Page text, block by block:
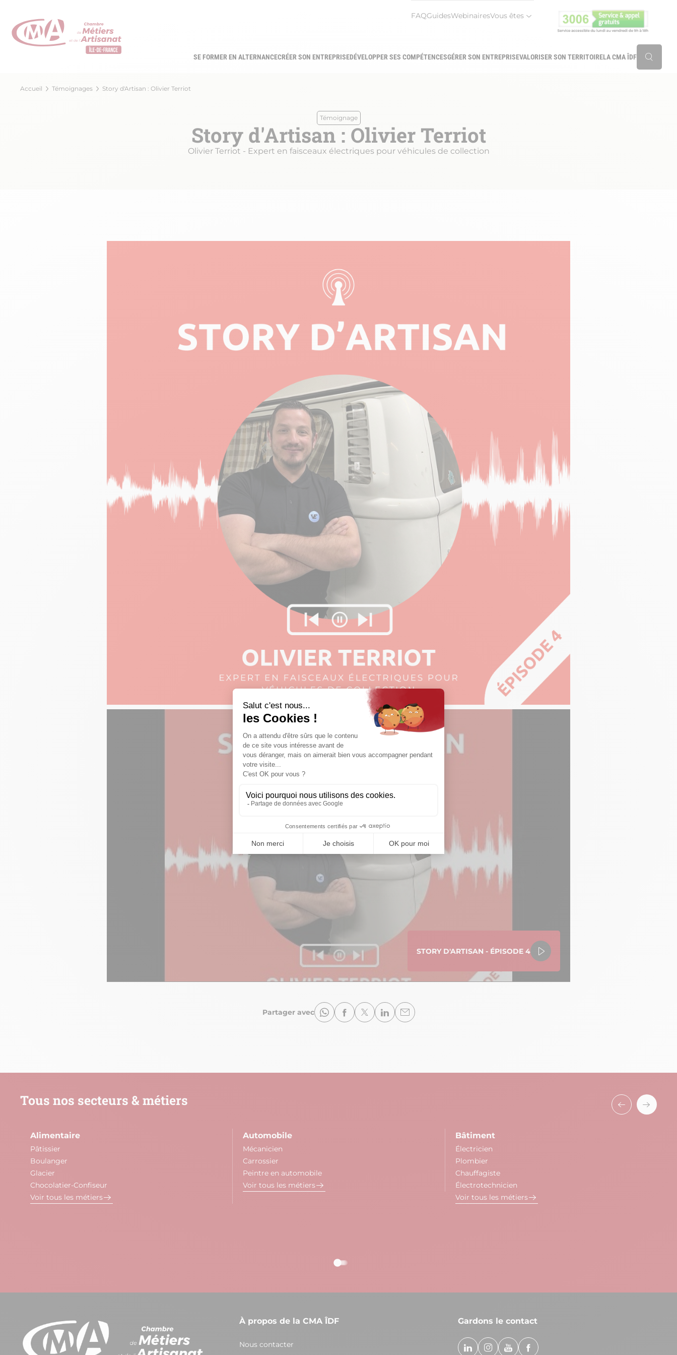
contenu
principal
Menu
FAQGuidesWebinairesVous êtes
Navigation
SE FORMER EN ALTERNANCECRÉER SON ENTREPRISEDÉVELOPPER SES COMPÉTENCESGÉRER SON ENTREPRISEVALORISER SON TERRITOIRELA CMA ÎDF
Fil
Accueil Témoignages Story d'Artisan : Olivier Terriot
Témoignage
Story d'Artisan : Olivier Terriot
Olivier Terriot - Expert en faisceaux électriques pour véhicules de collection
STORY D'ARTISAN - ÉPISODE 4
Partager avec
Tous nos secteurs & métiers
Alimentaire
Pâtissier
Boulanger
Glacier
Chocolatier-Confiseur
Voir tous les métiers
Automobile
Mécanicien
Carrossier
Peintre en automobile
Voir tous les métiers
Bâtiment
Électricien
Plombier
Chauffagiste
Électrotechnicien
Voir tous les métiers
À propos de la CMA ÎDF
Nous contacter
Gardons le contact